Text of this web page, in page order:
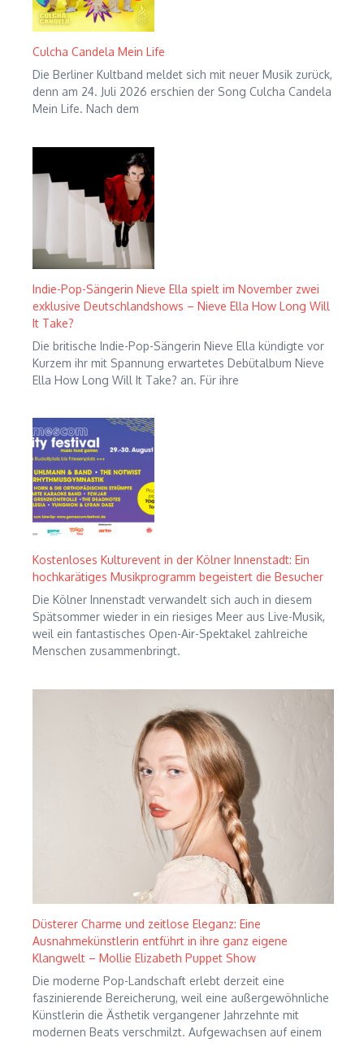
Culcha Candela Mein Life
Die Berliner Kultband meldet sich mit neuer Musik zurück,
denn am 24. Juli 2026 erschien der Song Culcha Candela
Mein Life. Nach dem
Indie-Pop-Sängerin Nieve Ella spielt im November zwei
exklusive Deutschlandshows – Nieve Ella How Long Will
It Take?
Die britische Indie-Pop-Sängerin Nieve Ella kündigte vor
Kurzem ihr mit Spannung erwartetes Debütalbum Nieve
Ella How Long Will It Take? an. Für ihre
Kostenloses Kulturevent in der Kölner Innenstadt: Ein
hochkarätiges Musikprogramm begeistert die Besucher
Die Kölner Innenstadt verwandelt sich auch in diesem
Spätsommer wieder in ein riesiges Meer aus Live-Musik,
weil ein fantastisches Open-Air-Spektakel zahlreiche
Menschen zusammenbringt.
Düsterer Charme und zeitlose Eleganz: Eine
Ausnahmekünstlerin entführt in ihre ganz eigene
Klangwelt – Mollie Elizabeth Puppet Show
Die moderne Pop-Landschaft erlebt derzeit eine
faszinierende Bereicherung, weil eine außergewöhnliche
Künstlerin die Ästhetik vergangener Jahrzehnte mit
modernen Beats verschmilzt. Aufgewachsen auf einem